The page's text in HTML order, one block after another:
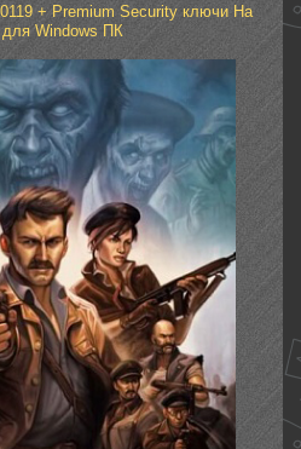
+ Premium Security ключи На
Windows ПК